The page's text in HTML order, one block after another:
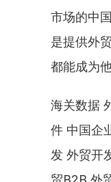
市场的中
是提供外
都能成为
海关数据
件 中国企
发 外贸开